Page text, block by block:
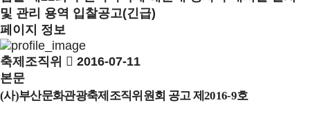
및 관리 용역 입찰공고(긴급)
페이지 정보
축제조직위
2016-07-11
본문
(사)부산문화관광축제조직위원회 공고 제2016-9호